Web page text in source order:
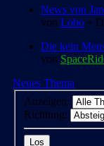
News von
von Lobo »
Die kein
von
Neues Thema
Anzeigen:
Richtung: